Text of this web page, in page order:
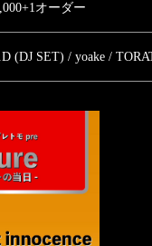
オーダー
(DJ SET) / yoake /